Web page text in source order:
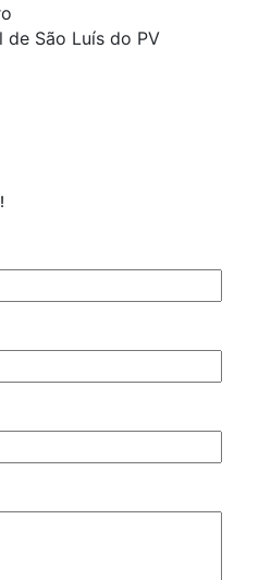
de São Luís do PV